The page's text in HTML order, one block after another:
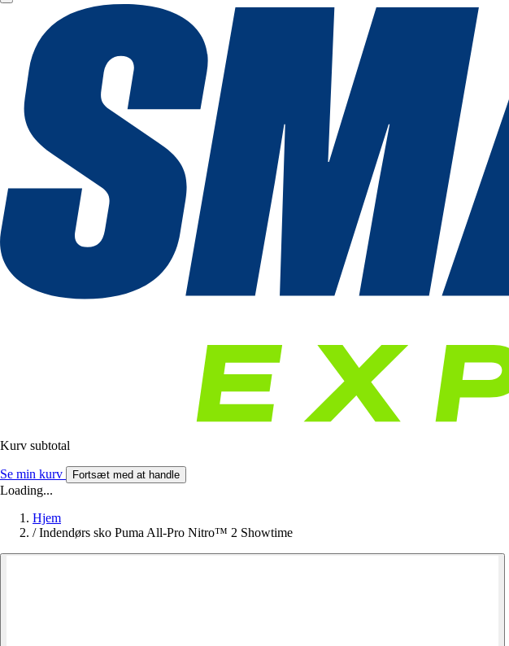
Kurv subtotal
Se min kurv Fortsæt med at handle
Loading...
Hjem
/ Indendørs sko Puma All-Pro Nitro™ 2 Showtime